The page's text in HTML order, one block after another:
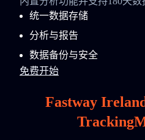
统一数据存储
分析与报告
数据备份与安全
免费开始
Fastway